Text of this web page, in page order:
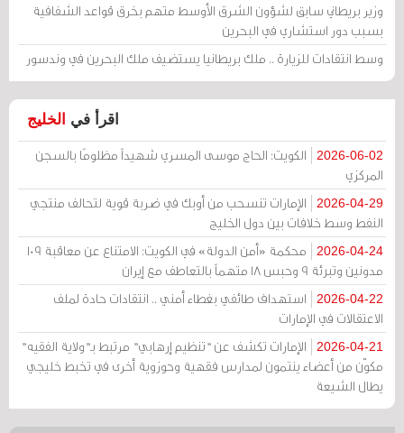
وزير بريطاني سابق لشؤون الشرق الأوسط متهم بخرق قواعد الشفافية
بسبب دور استشاري في البحرين
وسط انتقادات للزيارة .. ملك بريطانيا يستضيف ملك البحرين في وندسور
اقرأ في الخليج
2026-06-02
الكويت: الحاج موسى المسري شهيداً مظلومًا بالسجن
المركزي
2026-04-29
الإمارات تنسحب من أوبك في ضربة قوية لتحالف منتجي
النفط وسط خلافات بين دول الخليج
2026-04-24
محكمة «أمن الدولة» في الكويت: الامتناع عن معاقبة 109
مدونين وتبرئة 9 وحبس 18 متهماً بالتعاطف مع إيران
2026-04-22
استهداف طائفي بغطاء أمني .. انتقادات حادة لملف
الاعتقالات في الإمارات
2026-04-21
الإمارات تكشف عن "تنظيم إرهابي" مرتبط بـ"ولاية الفقيه"
مكوّن من أعضاء ينتمون لمدارس فقهية وحوزوية أخرى في تخبط خليجي
يطال الشيعة